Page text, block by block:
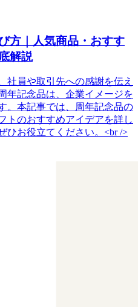
方｜人気商品・おすす
解説
社員や取引先への感謝を伝え
年記念品は、企業イメージを
。本記事では、周年記念品の
トのおすすめアイデアを詳し
ひお役立てください。<br />